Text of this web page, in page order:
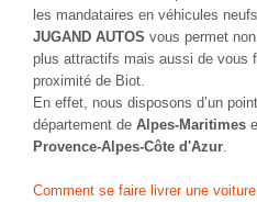
les mandataires en véhicules
JUGAND AUTOS vous permet
plus attractifs mais aussi de vous
proximité de Biot.
En effet, nous disposons d’un
département de Alpes-Maritimes
Provence-Alpes-Côte d'Azur
Comment se faire livrer une